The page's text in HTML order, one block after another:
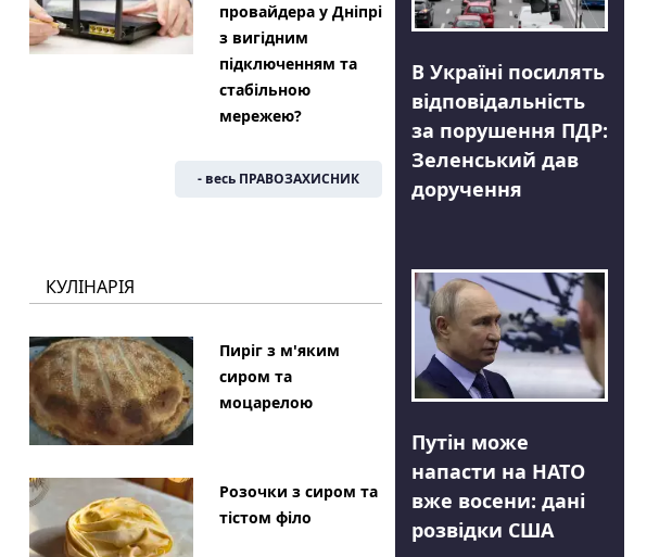
провайдера у Дніпрі
з вигідним
підключенням та
стабільною
мережею?
- весь ПРАВОЗАХИСНИК
КУЛІНАРІЯ
Пиріг з м'яким
сиром та
моцарелою
Розочки з сиром та
тістом філо
В Україні посилять
відповідальність
за порушення ПДР:
Зеленський дав
доручення
Путін може
напасти на НАТО
вже восени: дані
розвідки США